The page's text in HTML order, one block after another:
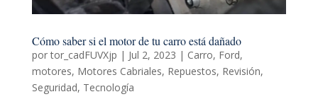
Cómo saber si el motor de tu carro está dañado
portor_cadFUVXjp | Jul 2, 2023 | Carro, Ford,
motores, Motores Cabriales, Repuestos, Revisión,
Seguridad, Tecnología